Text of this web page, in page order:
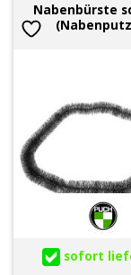
Nabenbürste
sofort